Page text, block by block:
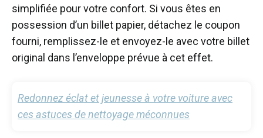
simplifiée pour votre confort. Si vous êtes en
possession d’un billet papier, détachez le coupon
fourni, remplissez-le et envoyez-le avec votre billet
original dans l’enveloppe prévue à cet effet.
Redonnez éclat et jeunesse à votre voiture avec
ces astuces de nettoyage méconnues